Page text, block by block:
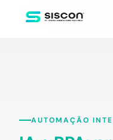
Início Serviços Serviços
AUTOMAÇÃO